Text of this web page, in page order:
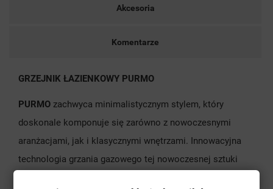
Akcesoria
Komentarze
GRZEJNIK ŁAZIENKOWY PURMO
PURMO zachwyca minimalistycznym stylem, który
doskonale komponuje się zarówno z nowoczesnymi
aranżacjami, jak i klasycznymi wnętrzami. Innowacyjna
technologia grzania gazowego tej nowoczesnej sztuki